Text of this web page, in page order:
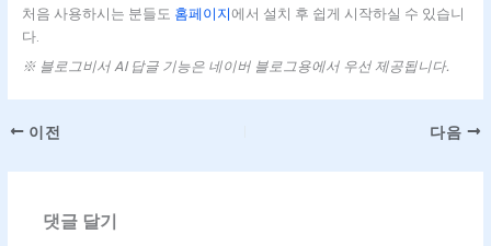
처음 사용하시는 분들도 홈페이지에서 설치 후 쉽게 시작하실 수 있습니
다.
※ 블로그비서 AI 답글 기능은 네이버 블로그용에서 우선 제공됩니다.
이전 다음
댓글 달기